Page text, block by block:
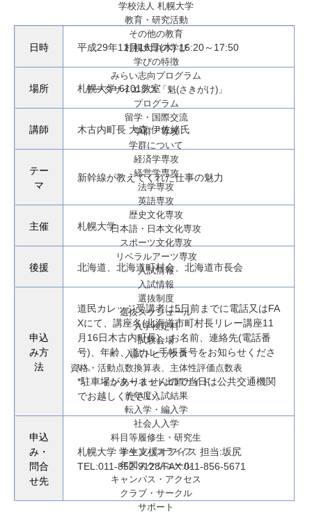
学校法人 札幌大学
教育・研究活動
その他の教育
札幌大学の学び
学びの特徴
みらい志向プログラム
データサイエンス「魁(さきがけ)」
プログラム
留学・国際交流
学群・専攻
学群について
経済学専攻
経営学専攻
法学専攻
英語専攻
歴史文化専攻
日本語・日本文化専攻
スポーツ文化専攻
リベラルアーツ専攻
入試情報
入試情報
選抜制度
選抜スケジュール
入学検定料
試験会場
入試トピックス
資格・活動点数換算表、主体性評価点数表
インターネット出願ガイド
前年度入試結果
転入学・編入学
社会人入学
科目等履修生・研究生
キャンパスライフ
年間スケジュール
キャンパス・アクセス
クラブ・サークル
サポート
日時 平成29年11月16日(木) 16:20～17:50
場所 札幌大学 6101教室
講師 木古内町長 大森 伊佐緒氏
テー
マ
新幹線が教えてくれた仕事の魅力
主催 札幌大学
後援 北海道、北海道町村会、北海道市長会
申込
み方
法
道民カレッジ受講者は5日前までに電話又はFA
Xにて、講座名(北海道市町村長リレー講座11
月16日木古内町長)、お名前、連絡先(電話番
号)、年齢、道カレ手帳番号をお知らせくださ
い。
*駐車場がありませんので当日は公共交通機関
でお越しください。
申込
み・
問合
せ先
札幌大学 学生支援オフィス 担当:坂尻
TEL:011-852-9128/FAX:011-856-5671